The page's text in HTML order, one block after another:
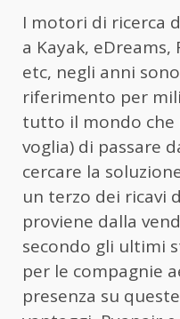
I motori di ricerca
a Kayak,
etc, negli anni
riferimento per
tutto il mondo che
voglia) di passare
cercare la
un terzo dei ricavi
proviene dalla
secondo gli ultimi
per le compagnie
presenza su